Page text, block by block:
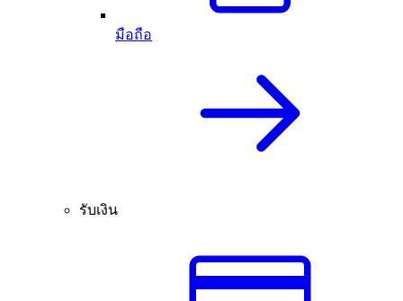
มือถือ
รับเงิน